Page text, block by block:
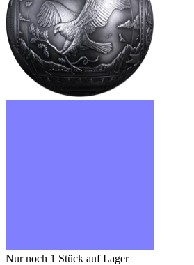
Nur noch 1 Stück auf Lager